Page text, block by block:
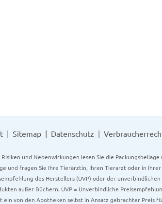
Sitemap Datenschutz
und Nebenwirkungen lesen Sie die
und fragen Sie Ihre Tierärztin, Ihren Tierarzt oder in
des Herstellers (UVP) oder der
außer Büchern. UVP = Unverbindliche
ein von den Apotheken selbst in Ansatz gebrachter